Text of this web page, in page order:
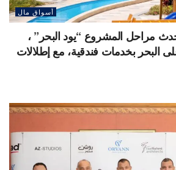
أسواق مال
مراحل المشروع “يود البحر” ،
البحر بخدمات فندقية، مع إطلالات